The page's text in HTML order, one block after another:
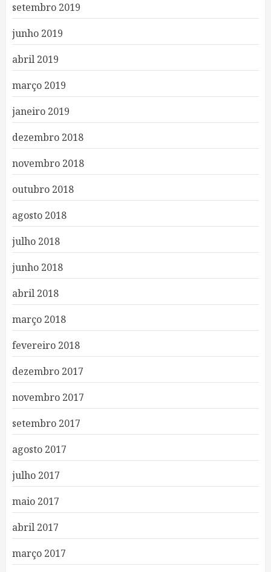
setembro 2019
junho 2019
abril 2019
março 2019
janeiro 2019
dezembro 2018
novembro 2018
outubro 2018
agosto 2018
julho 2018
junho 2018
abril 2018
março 2018
fevereiro 2018
dezembro 2017
novembro 2017
setembro 2017
agosto 2017
julho 2017
maio 2017
abril 2017
março 2017